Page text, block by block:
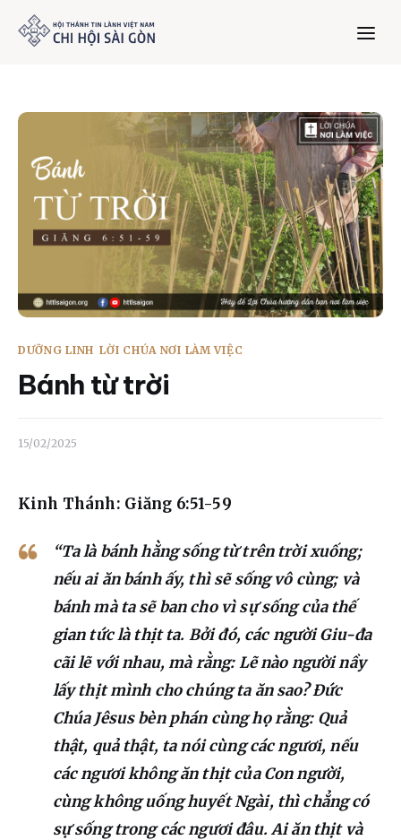
Trang chủ
Giới thiệu
Dưỡng Linh
Thư viện
Bản tin
Mục vụ
Liên hệ
Dâng hiến
DƯỠNG LINH LỜI CHÚA NƠI LÀM VIỆC
Bánh từ trời
15/02/2025
Kinh Thánh: Giăng 6:51-59
“Ta là bánh hằng sống từ trên trời xuống;
nếu ai ăn bánh ấy, thì sẽ sống vô cùng; và
bánh mà ta sẽ ban cho vì sự sống của thế
gian tức là thịt ta. Bởi đó, các người Giu-đa
cãi lẽ với nhau, mà rằng: Lẽ nào người nầy
lấy thịt mình cho chúng ta ăn sao? Đức
Chúa Jêsus bèn phán cùng họ rằng: Quả
thật, quả thật, ta nói cùng các ngươi, nếu
các ngươi không ăn thịt của Con người,
cùng không uống huyết Ngài, thì chẳng có
sự sống trong các ngươi đâu. Ai ăn thịt và